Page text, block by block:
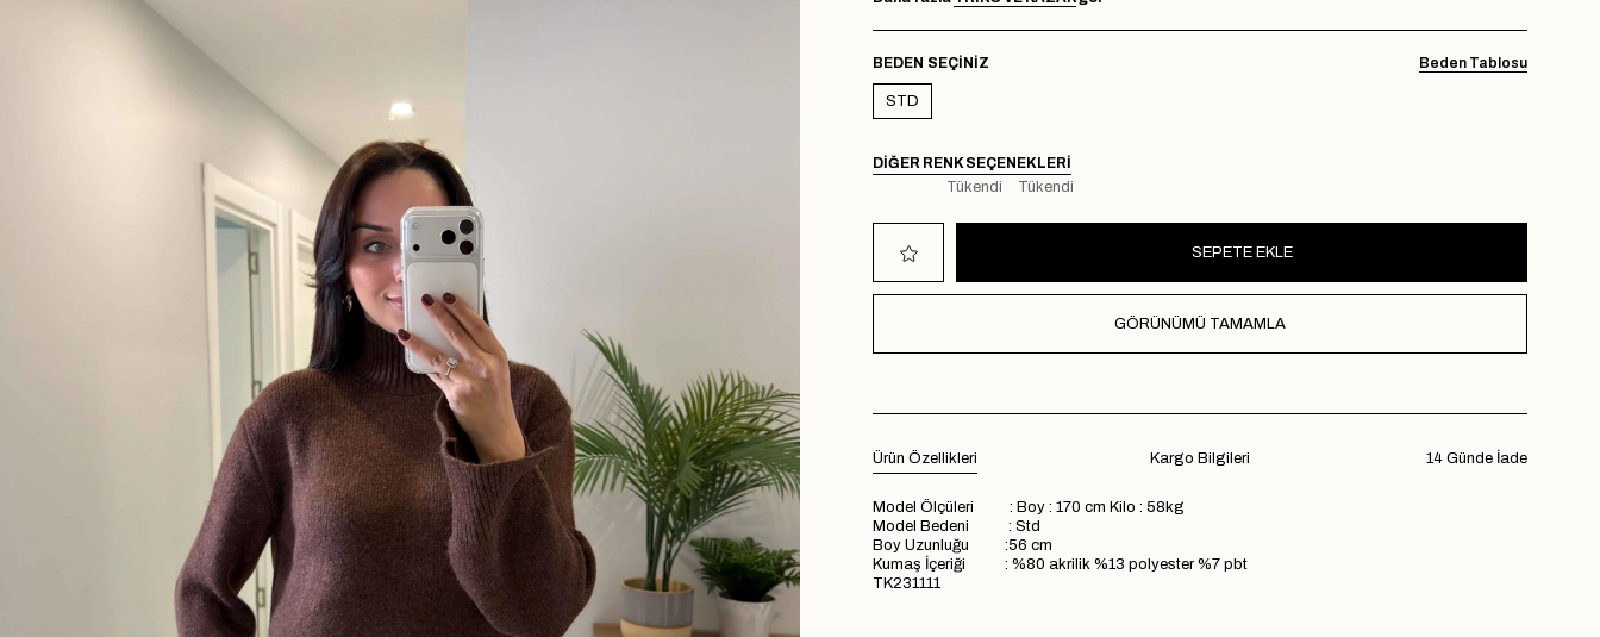
Beden Tablosu
BEDEN
STD
DIĞER RENK SEÇENEKLERI
Tükendi
Tükendi
GÖRÜNÜMÜ TAMAMLA
Ürün Özellikleri 14 Günde İade
Kargo Bilgileri
Model Ölçüleri : Boy : 170 cm Kilo : 58kg
Model Bedeni : Std
Boy Uzunluğu :56 cm
Kumaş İçeriği : %80 akrilik %13 polyester %7 pbt
TK231111